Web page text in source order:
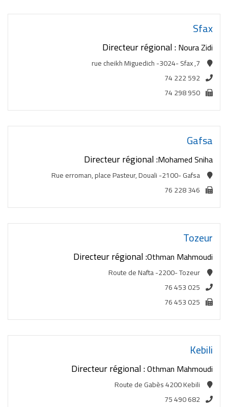
Sfax
Directeur régional :Noura Zidi
7, rue cheikh Miguedich -3024- Sfax
74 222 592
74 298 950
Gafsa
Directeur régional :Mohamed Sniha
Rue erroman, place Pasteur, Douali -2100- Gafsa
76 228 346
Tozeur
Directeur régional :Othman Mahmoudi
Route de Nafta -2200- Tozeur
76 453 025
76 453 025
Kebili
Directeur régional :Othman Mahmoudi
Route de Gabès 4200 Kebili
75 490 682